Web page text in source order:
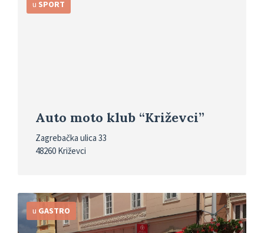
Auto moto klub “Križevci”
Zagrebačka ulica 33
48260 Križevci
u SPORT
u GASTRO
Detaljnije